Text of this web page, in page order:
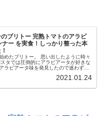
ブリトー 完熟トマトのアラビ
ナー を実食！しっかり整った本
めたブリトー。 思い出したように時々
タでは圧倒的にアラビアータが好きな
ラビアータ味を発見したので迷わず購
2021.01.24